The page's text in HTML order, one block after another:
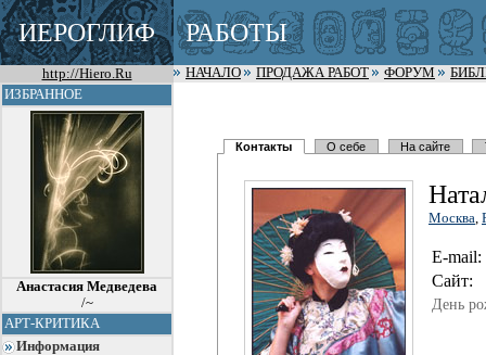
ИЕРОГЛИФ РАБОТЫ
http://Hiero.Ru НАЧАЛО ПРОДАЖА РАБОТ ФОРУМ
ИЗБРАННОЕ
Анастасия Медведева
/~
АРТ-КРИТИКА
Информация
Контакты О себе На сайте
Москва,
E-mail:
Сайт:
День